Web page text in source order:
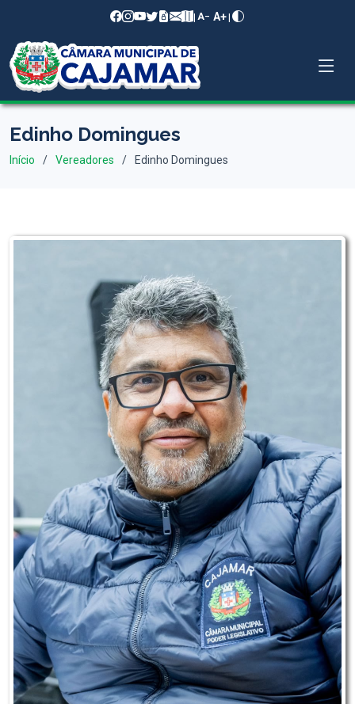
| A− A+|
Edinho Domingues
Início Vereadores Edinho Domingues